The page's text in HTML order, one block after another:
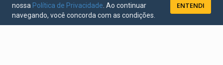
nossa Política de Privacidade . Ao continuar
navegando, você concorda com as condições.
ENTENDI